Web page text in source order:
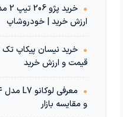
•
ارزش خرید | خودروشاپ
•
قیمت و ارزش خرید
•
و مقایسه بازار